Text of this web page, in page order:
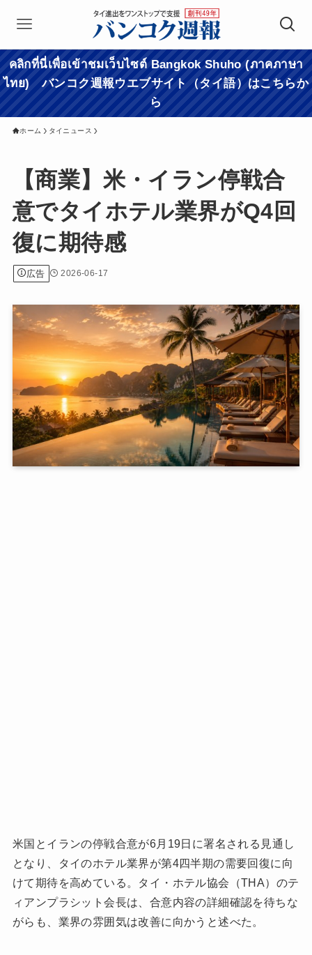
คลิกที่นี่เพื่อเข้าชมเว็บไซต์ Bangkok Shuho (ภาคภาษา
ไทย) バンコク週報ウエブサイト（タイ語）はこちらか
ら
ホーム タイニュース
【商業】米・イラン停戦合
意でタイホテル業界がQ4回
復に期待感
広告 2026-06-17
米国とイランの停戦合意が6月19日に署名される見通し
となり、タイのホテル業界が第4四半期の需要回復に向
けて期待を高めている。タイ・ホテル協会（THA）のテ
ィアンプラシット会長は、合意内容の詳細確認を待ちな
がらも、業界の雰囲気は改善に向かうと述べた。